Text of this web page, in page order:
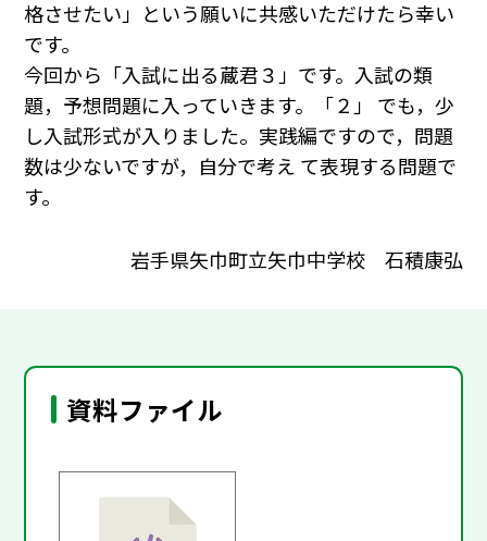
格させたい」という願いに共感いただけたら幸い
です。
今回から「入試に出る蔵君３」です。入試の類
題，予想問題に入っていきます。「２」 でも，少
し入試形式が入りました。実践編ですので，問題
数は少ないですが，自分で考え て表現する問題で
す。
岩手県矢巾町立矢巾中学校 石積康弘
資料ファイル